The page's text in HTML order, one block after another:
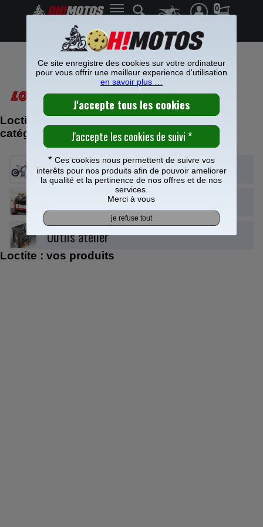
0
Frais de port offerts à partir de 49€
LOCTITE
Loctite : retrouvez vos produits dans nos
catégories
Partie cycle
Outils atelier
Loctite : vos produits
Ce site enregistre des cookies sur votre ordinateur
pour vous offrir une meilleur experience d'utilisation
en savoir plus …
*Ces cookies nous permettent de suivre vos
interêts pour nos produits afin de pouvoir ameliorer
la qualité et la pertinence de nos offres et de nos
services.
Merci à vous